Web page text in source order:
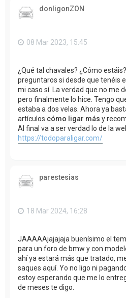
donligonZON
08 Mar 2023, 15:45
¿Qué tal chavales? ¿Cómo
preguntaros si desde que tenéis
mi caso sí. La verdad que no me
pero finalmente lo hice. Tengo
estaba a dos velas. Ahora ya
artículos cómo ligar más y
Al final va a ser verdad lo de la
https://todoparaligar.com/
parestesias
18 Mar 2024, 16:28
JAAAAAjajajaja buenísimo el
para un foro de bmw y con
ahí ya estará más que tratado,
saques aquí. Yo no ligo ni
estoy esperando que me lo
de meses te digo.